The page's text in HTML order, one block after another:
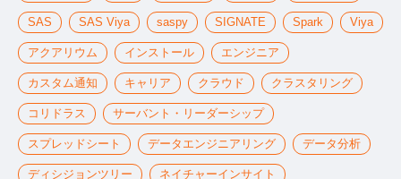
SAS SAS Viya saspy SIGNATE Spark Viya
アクアリウム インストール エンジニア
カスタム通知 キャリア クラウド クラスタリング
コリドラス サーバント・リーダーシップ
スプレッドシート データエンジニアリング データ分析
ディシジョンツリー ネイチャーインサイト